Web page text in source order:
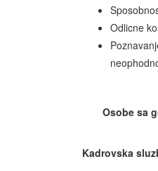
Odlicne
Osobe sa
Kadrovska